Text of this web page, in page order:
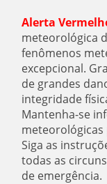
Alerta
meteorológica
fenômenos
excepcional.
de grandes
integridade
Mantenha-se
meteorológicas
Siga as
todas as
de emergência.